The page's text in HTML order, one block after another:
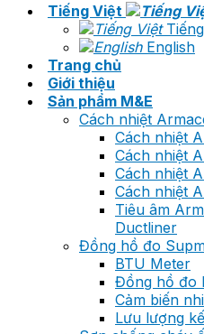
Tiếng Việt
English
Trang chủ
Giới thiệu
Sản phẩm M&E
Cách nhiệt
Cách nhiệt
Cách nhiệt
Cách nhiệt
Cách nhiệt
Tiêu âm
Ductliner
Đồng hồ đo
BTU Meter
Đồng hồ đo
Cảm biến
Lưu lượng